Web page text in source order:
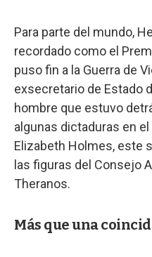
Para parte del mundo,
recordado como el
puso fin a la Guerra de
exsecretario de Estado
hombre que estuvo
algunas dictaduras en el
Elizabeth Holmes, este
las figuras del Consejo
Theranos.
Más que una